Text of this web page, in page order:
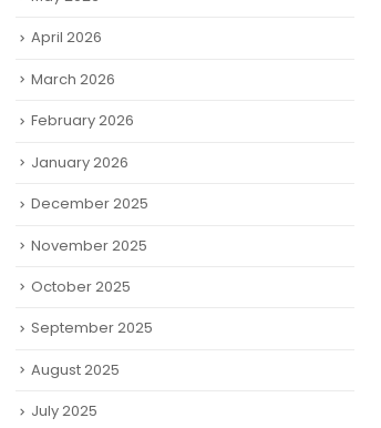
April 2026
March 2026
February 2026
January 2026
December 2025
November 2025
October 2025
September 2025
August 2025
July 2025